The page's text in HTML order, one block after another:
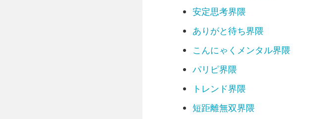
自由の女神界隈
七転八起界隈
結果の鬼界隈
全権掌握界隈
ツンデレ界隈
タイパ界隈
ソロ活界隈
自称ミスパーフェクト界隈
安定思考界隈
ありがと待ち界隈
こんにゃくメンタル界隈
パリピ界隈
トレンド界隈
短距離無双界隈